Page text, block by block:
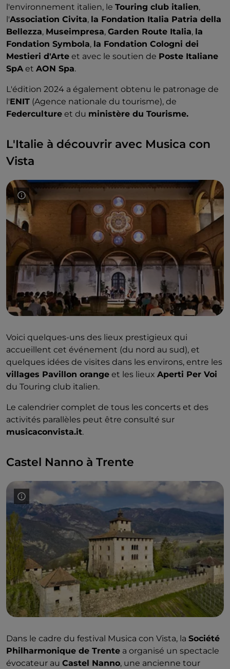
l'environnement italien, le Touring club italien,
l'Association Civita, la Fondation Italia Patria della
Bellezza, Museimpresa, Garden Route Italia, la
Fondation Symbola, la Fondation Cologni dei
Mestieri d'Arte et avec le soutien de Poste Italiane
SpA et AON Spa.
L'édition 2024 a également obtenu le patronage de
l'ENIT (Agence nationale du tourisme), de
Federculture et du ministère du Tourisme.
L'Italie à découvrir avec Musica con
Vista
Voici quelques-uns des lieux prestigieux qui
accueillent cet événement (du nord au sud), et
quelques idées de visites dans les environs, entre les
villages Pavillon orange et les lieux Aperti Per Voi
du Touring club italien.
Le calendrier complet de tous les concerts et des
activités parallèles peut être consulté sur
musicaconvista.it.
Castel Nanno à Trente
Dans le cadre du festival Musica con Vista, la Société
Philharmonique de Trente a organisé un spectacle
évocateur au Castel Nanno, une ancienne tour